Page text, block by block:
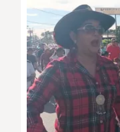
MULTIMEDIA
IMPRESO